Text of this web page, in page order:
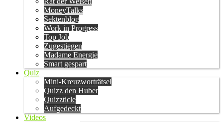
MoneyTalks
Sektenblog
Work in Progress
Top Job
Zugestiegen
Madame Energie
Smart gespart
Quiz
Mini-Kreuzworträtsel
Quizz den Huber
Quizzticle
Aufgedeckt
Videos